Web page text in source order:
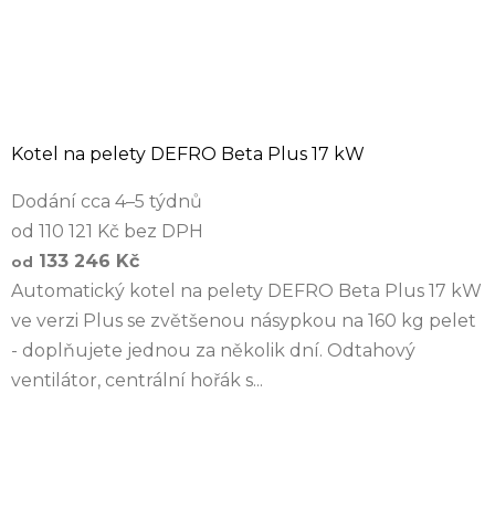
Kotel na pelety DEFRO Beta Plus 17 kW
Dodání cca 4–5 týdnů
od 110 121 Kč bez DPH
od 133 246 Kč
Automatický kotel na pelety DEFRO Beta Plus 17 kW
ve verzi Plus se zvětšenou násypkou na 160 kg pelet
- doplňujete jednou za několik dní. Odtahový
ventilátor, centrální hořák s...